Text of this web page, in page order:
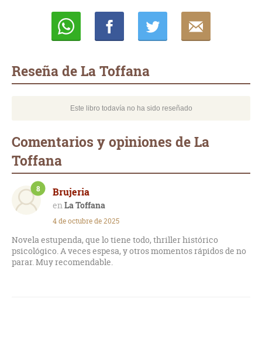
Reseña de La Toffana
Este libro todavía no ha sido reseñado
Comentarios y opiniones de La
Toffana
Brujeria
La Toffana
8
4 de octubre de 2025
Novela estupenda, que lo tiene todo, thriller histórico
psicológico. A veces espesa, y otros momentos rápidos de no
parar. Muy recomendable.